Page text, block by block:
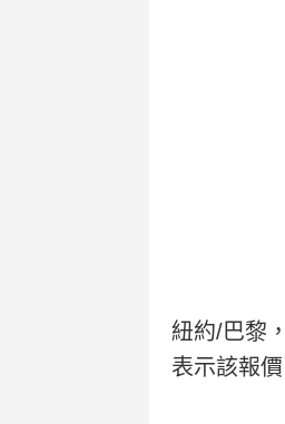
紐約/巴黎
表示該報